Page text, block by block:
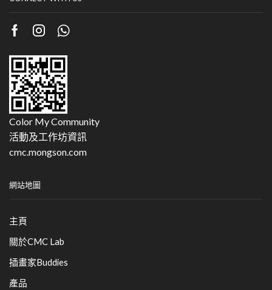
Color My Community
活動及工作坊資訊
cmc.mongson.com
網站地圖
主頁
關於CMC Lab
插畫家Buddies
產品